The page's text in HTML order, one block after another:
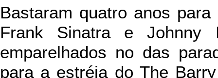
Bastaram quatro anos
Frank Sinatra e Johnny
emparelhados no das
para a estréia do The